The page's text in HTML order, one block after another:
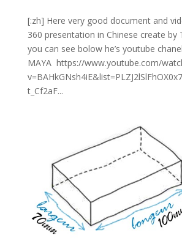
[:zh] Here very good document and
360 presentation in Chinese create by
you can see bolow he’s youtube
MAYA https://www.youtube.com/
t_Cf2aF...